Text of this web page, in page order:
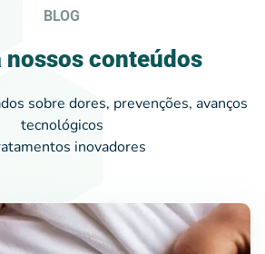
BLOG
nossos conteúdos
sobre dores, prevenções, avanços
tecnológicos
inovadores